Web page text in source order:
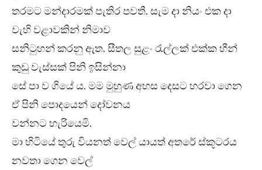
තරමට මන්දාරමක් පැතිර පවතී. සැම දා නියං එක දා
වැහි වළාවකින් නිමාව
සනිටුහන් කරනු ඇත. සීතල සුළං රැල්ලක් එක්ක හීන්
කුඩු වැස්සක් පිනි ඉසින්නා
සේ පා ව ගියේ ය. මම මුහුණ අහස දෙසට හරවා ගෙන
ඒ පිනි පොදයෙන් දෝවනය
වන්නට හැරියෙමි.
මා හිටියේ තුරු වියනත් වෙල් යායත් අතරේ ස්කූටරය
නවතා ගෙන වෙල්